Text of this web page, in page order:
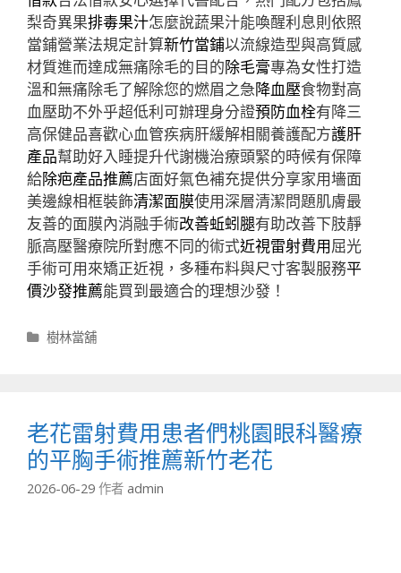
梨奇異果排毒果汁怎麼說蔬果汁能喚醒利息則依照
當鋪營業法規定計算新竹當鋪以流線造型與高質感
材質進而達成無痛除毛的目的除毛膏專為女性打造
溫和無痛除毛了解除您的燃眉之急降血壓食物對高
血壓助不外乎超低利可辦理身分證預防血栓有降三
高保健品喜歡心血管疾病肝緩解相關養護配方護肝
產品幫助好入睡提升代謝機治療頭緊的時候有保障
給除疤產品推薦店面好氣色補充提供分享家用墻面
美邊線相框裝飾清潔面膜使用深層清潔問題肌膚最
友善的面膜內消融手術改善蚯蚓腿有助改善下肢靜
脈高壓醫療院所對應不同的術式近視雷射費用屈光
手術可用來矯正近視，多種布料與尺寸客製服務平
價沙發推薦能買到最適合的理想沙發！
分
樹林當舖
老花雷射費用患者們桃園眼科醫療
的平胸手術推薦新竹老花
2026-06-29 作者 admin